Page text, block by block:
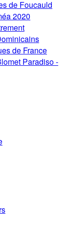
de Foucauld
2020
de France
Paradiso -